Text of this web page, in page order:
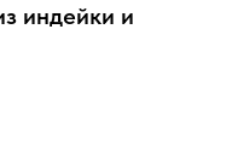
индейки и